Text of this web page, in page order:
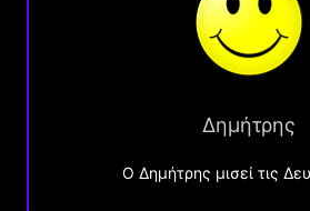
Δημήτρης
O Δημήτρης μισεί τις